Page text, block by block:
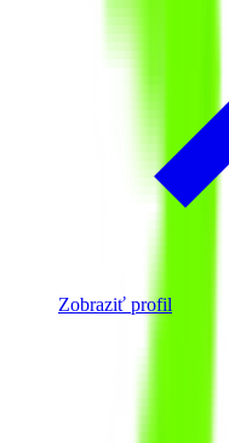
Zobraziť profil